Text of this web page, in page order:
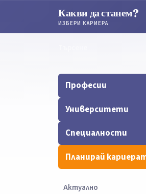
Какви да станем?
ИЗБЕРИ КАРИЕРА
Професии
Университети
Специалности
Планирай
Актуално